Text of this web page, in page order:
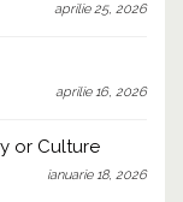
aprilie 25, 2026
aprilie 16, 2026
or Culture
ianuarie 18, 2026